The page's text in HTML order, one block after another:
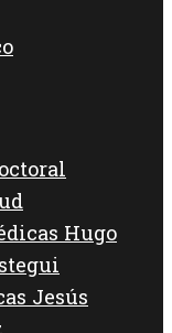
Hugo
Jesús